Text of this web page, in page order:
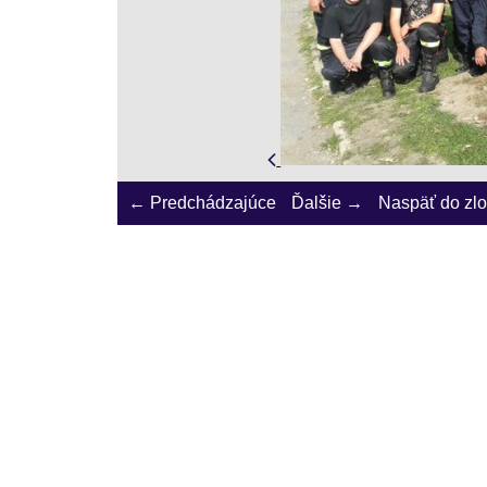
← Predchádzajúce Ďalšie → Naspäť do